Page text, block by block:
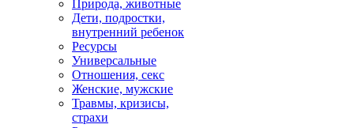
Природа, животные
Дети, подростки,
внутренний ребенок
Ресурсы
Универсальные
Отношения, секс
Женские, мужские
Травмы, кризисы,
страхи